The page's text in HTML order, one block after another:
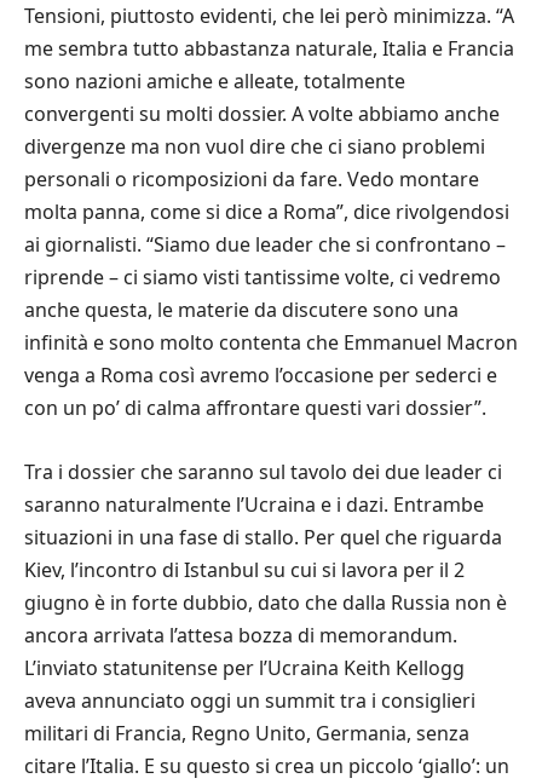
Tensioni, piuttosto evidenti, che lei però minimizza. “A
me sembra tutto abbastanza naturale, Italia e Francia
sono nazioni amiche e alleate, totalmente
convergenti su molti dossier. A volte abbiamo anche
divergenze ma non vuol dire che ci siano problemi
personali o ricomposizioni da fare. Vedo montare
molta panna, come si dice a Roma”, dice rivolgendosi
ai giornalisti. “Siamo due leader che si confrontano –
riprende – ci siamo visti tantissime volte, ci vedremo
anche questa, le materie da discutere sono una
infinità e sono molto contenta che Emmanuel Macron
venga a Roma così avremo l’occasione per sederci e
con un po’ di calma affrontare questi vari dossier”.
Tra i dossier che saranno sul tavolo dei due leader ci
saranno naturalmente l’Ucraina e i dazi. Entrambe
situazioni in una fase di stallo. Per quel che riguarda
Kiev, l’incontro di Istanbul su cui si lavora per il 2
giugno è in forte dubbio, dato che dalla Russia non è
ancora arrivata l’attesa bozza di memorandum.
L’inviato statunitense per l’Ucraina Keith Kellogg
aveva annunciato oggi un summit tra i consiglieri
militari di Francia, Regno Unito, Germania, senza
citare l’Italia. E su questo si crea un piccolo ‘giallo’: un